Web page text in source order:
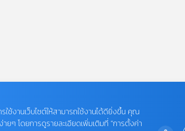
ใช้งานเว็บไซต์ให้สามารถใช้งานได้ดียิ่งขึ้น คุณ
ยๆ โดยการดูรายละเอียดเพิ่มเติมที่ “การตั้งค่า